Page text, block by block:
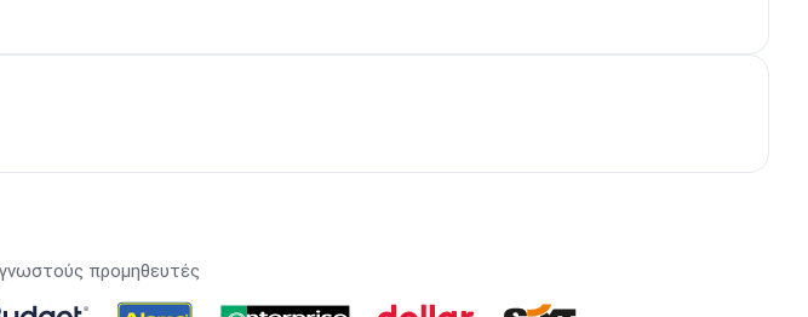
προμηθευτές